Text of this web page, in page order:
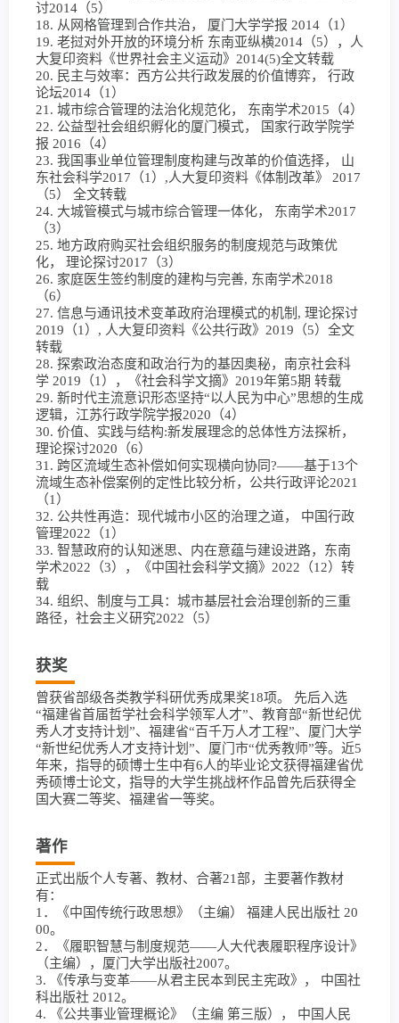
讨2014（5）
18. 从网格管理到合作共治， 厦门大学学报 2014（1）
19. 老挝对外开放的环境分析 东南亚纵横2014（5），人
大复印资料《世界社会主义运动》2014(5)全文转载
20. 民主与效率：西方公共行政发展的价值博弈， 行政
论坛2014（1）
21. 城市综合管理的法治化规范化， 东南学术2015（4）
22. 公益型社会组织孵化的厦门模式， 国家行政学院学
报 2016（4）
23. 我国事业单位管理制度构建与改革的价值选择， 山
东社会科学2017（1）,人大复印资料《体制改革》 2017
（5） 全文转载
24. 大城管模式与城市综合管理一体化， 东南学术2017
（3）
25. 地方政府购买社会组织服务的制度规范与政策优
化， 理论探讨2017（3）
26. 家庭医生签约制度的建构与完善, 东南学术2018
（6）
27. 信息与通讯技术变革政府治理模式的机制, 理论探讨
2019（1）, 人大复印资料《公共行政》2019（5）全文
转载
28. 探索政治态度和政治行为的基因奥秘，南京社会科
学 2019（1），《社会科学文摘》2019年第5期 转载
29. 新时代主流意识形态坚持“以人民为中心”思想的生成
逻辑，江苏行政学院学报2020（4）
30. 价值、实践与结构:新发展理念的总体性方法探析，
理论探讨2020（6）
31. 跨区流域生态补偿如何实现横向协同?——基于13个
流域生态补偿案例的定性比较分析，公共行政评论2021
（1）
32. 公共性再造：现代城市小区的治理之道， 中国行政
管理2022（1）
33. 智慧政府的认知迷思、内在意蕴与建设进路，东南
学术2022（3），《中国社会科学文摘》2022（12）转
载
34. 组织、制度与工具：城市基层社会治理创新的三重
路径，社会主义研究2022（5）
获奖
曾获省部级各类教学科研优秀成果奖18项。 先后入选
“福建省首届哲学社会科学领军人才”、教育部“新世纪优
秀人才支持计划”、福建省“百千万人才工程”、厦门大学
“新世纪优秀人才支持计划”、厦门市“优秀教师”等。近5
年来，指导的硕博士生中有6人的毕业论文获得福建省优
秀硕博士论文，指导的大学生挑战杯作品曾先后获得全
国大赛二等奖、福建省一等奖。
著作
正式出版个人专著、教材、合著21部，主要著作教材
有：
1．《中国传统行政思想》（主编） 福建人民出版社 20
00。
2．《履职智慧与制度规范――人大代表履职程序设计》
（主编），厦门大学出版社2007。
3. 《传承与变革——从君主民本到民主宪政》， 中国社
科出版社 2012。
4. 《公共事业管理概论》（主编 第三版）， 中国人民